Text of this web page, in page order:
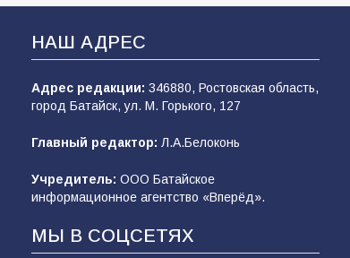
НАШ АДРЕС
Адрес редакции: 346880, Ростовская область,
город Батайск, ул. М. Горького, 127
Главный редактор: Л.А.Белоконь
Учредитель: ООО Батайское
информационное агентство «Вперёд».
МЫ В СОЦСЕТЯХ